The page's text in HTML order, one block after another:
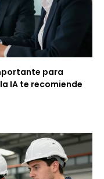
para
IA te recomiende